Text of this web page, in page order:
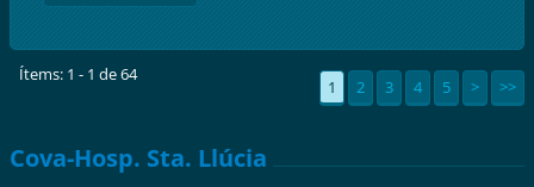
Ítems: 1 - 1 de 64
1 2 3 4 5 > >>
Cova-Hosp. Sta. Llúcia